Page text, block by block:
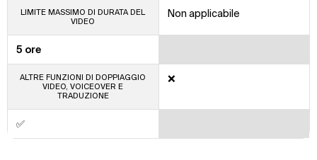
LIMITE MASSIMO DI DURATA DEL
VIDEO
Non applicabile
5 ore
ALTRE FUNZIONI DI DOPPIAGGIO
VIDEO, VOICEOVER E
TRADUZIONE
❌
✅